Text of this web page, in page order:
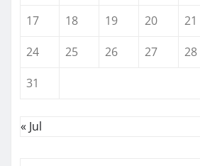
17
18 19 20 21
24
25 26 27 28
31
« Jul